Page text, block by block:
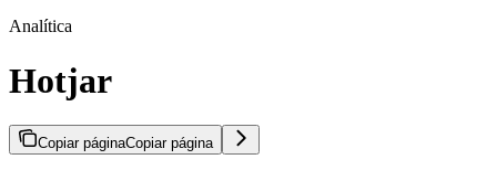
Analítica
Hotjar
Copiar páginaCopiar página